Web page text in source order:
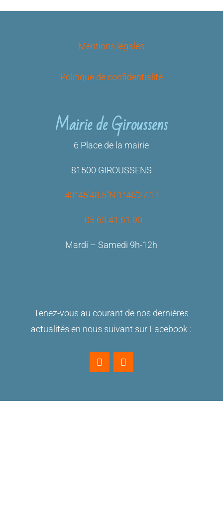
Mentions légales
Politique de confidentialité
Mairie de Giroussens
6 Place de la mairie
81500 GIROUSSENS
43°45’48.5″N 1°46’27.1″E
05.63.41.61.90
Mardi – Samedi 9h-12h
Tenez-vous au courant de nos dernières
actualités en nous suivant sur Facebook :